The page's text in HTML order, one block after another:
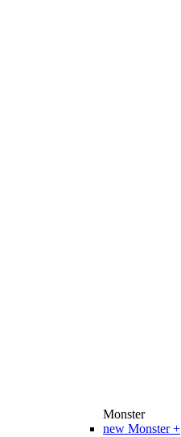
Monster
new Monster +